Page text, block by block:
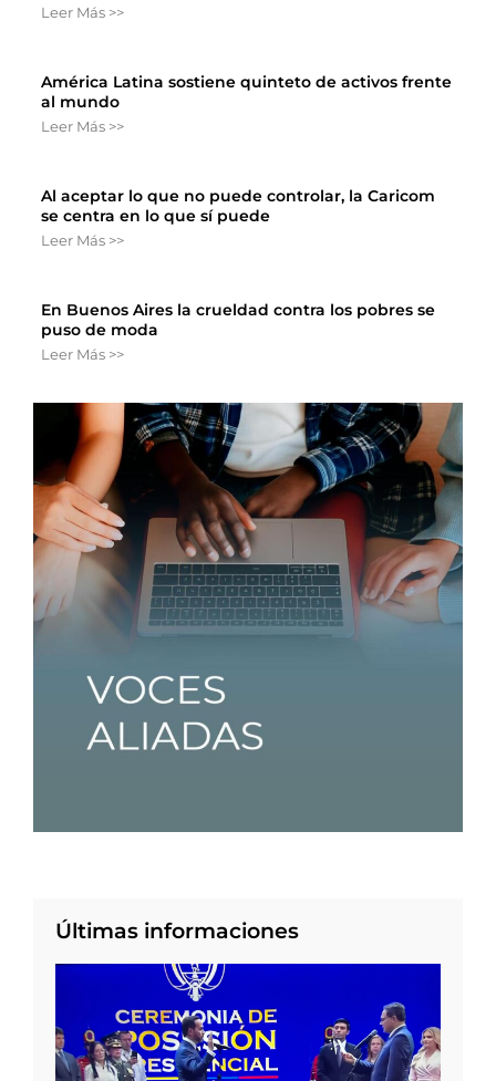
Leer Más >>
América Latina sostiene quinteto de activos frente
al mundo
Leer Más >>
Al aceptar lo que no puede controlar, la Caricom
se centra en lo que sí puede
Leer Más >>
En Buenos Aires la crueldad contra los pobres se
puso de moda
Leer Más >>
Últimas informaciones